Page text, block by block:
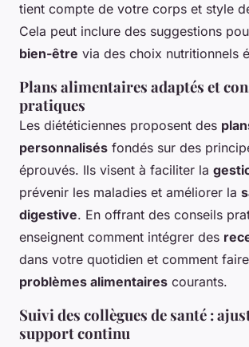
tient compte de votre corps et style
Cela peut inclure des suggestions
bien-être via des choix nutritionnels
Plans alimentaires adaptés et
pratiques
Les diététiciennes proposent des
personnalisés fondés sur des
éprouvés. Ils visent à faciliter la
prévenir les maladies et améliorer la
digestive. En offrant des conseils
enseignent comment intégrer des
dans votre quotidien et comment
problèmes alimentaires courants.
Suivi des collègues de santé :
support continu